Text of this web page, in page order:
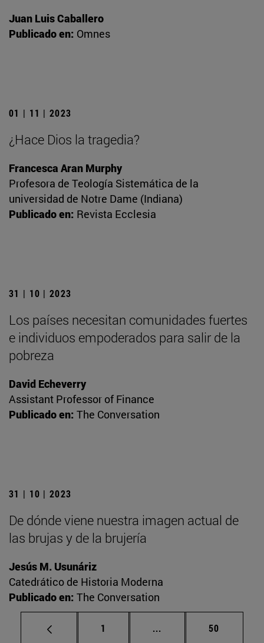
Juan Luis Caballero
Publicado en: Omnes
01 | 11 | 2023
¿Hace Dios la tragedia?
Francesca Aran Murphy
Profesora de Teología Sistemática de la
universidad de Notre Dame (Indiana)
Publicado en: Revista Ecclesia
31 | 10 | 2023
Los países necesitan comunidades fuertes
e individuos empoderados para salir de la
pobreza
David Echeverry
Assistant Professor of Finance
Publicado en: The Conversation
31 | 10 | 2023
De dónde viene nuestra imagen actual de
las brujas y de la brujería
Jesús M. Usunáriz
Catedrático de Historia Moderna
Publicado en: The Conversation
Página
1 ... Páginas intermedias
Página
50